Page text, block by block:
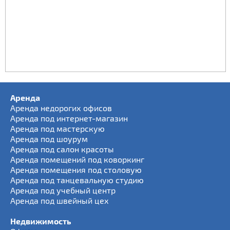
Аренда
Аренда недорогих офисов
Аренда под интернет-магазин
Аренда под мастерскую
Аренда под шоурум
Аренда под салон красоты
Аренда помещений под коворкинг
Аренда помещения под столовую
Аренда под танцевальную студию
Аренда под учебный центр
Аренда под швейный цех
Недвижимость